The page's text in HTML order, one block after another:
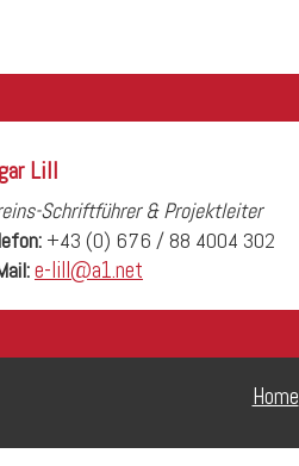
Lill
Schriftführer & Projektleiter
+43 (0) 676 / 88 4004 302
e-lill@a1.net
Home